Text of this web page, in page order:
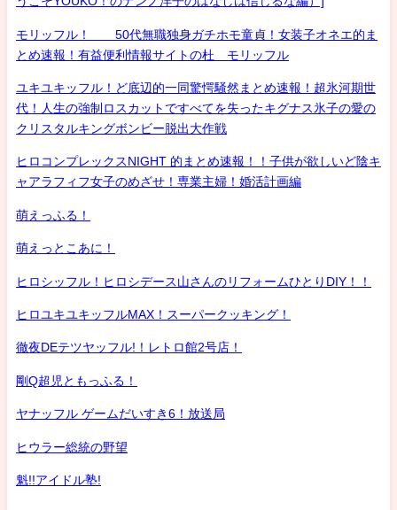
モリッフル！ 50代無職独身ガチホモ童貞！女装子オネエ的ま
とめ速報！有益便利情報サイトの杜 モリッフル
ユキユキッフル！ど底辺的一同驚愕騒然まとめ速報！超氷河期世
代！人生の強制ロスカットですべてを失ったキグナス氷子の愛の
クリスタルキングボンビー脱出大作戦
ヒロコンプレックスNIGHT 的まとめ速報！！子供が欲しいど陰キ
ャアラフィフ女子のめざせ！専業主婦！婚活計画編
萌えっふる！
萌えっとこあに！
ヒロシッフル！ヒロシデース山さんのリフォームひとりDIY！！
ヒロユキユキッフルMAX！スーパークッキング！
徹夜DEテツヤッフル!！レトロ館2号店！
剛Q超児ともっふる！
ヤナッフル ゲームだいすき6！放送局
ヒウラー総統の野望
魁!!アイドル塾!